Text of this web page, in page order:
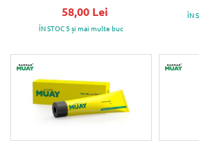
58,00 Lei
ÎN STOC 5 și mai multe buc
ÎN